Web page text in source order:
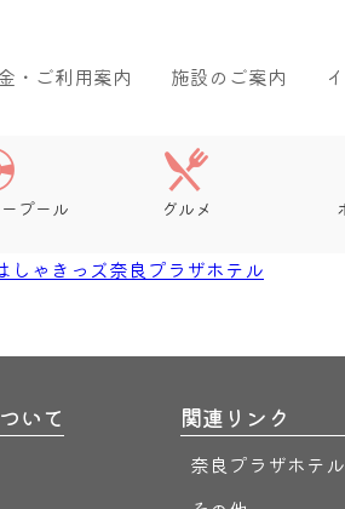
・ご利用案内 施設のご案内
プール グルメ
しゃきっズ奈良プラザホテル
いて 関連リンク
奈良プラザホテル